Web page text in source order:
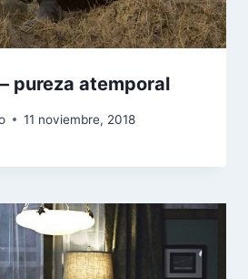
pureza atemporal
11 noviembre, 2018